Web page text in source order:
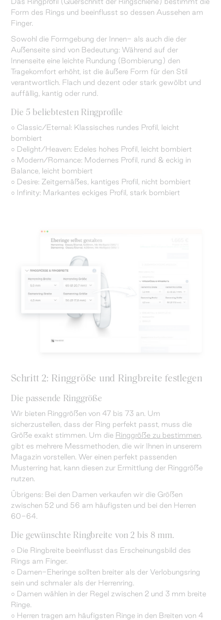
Form des Rings und beeinflusst so dessen Aussehen am
Finger.
Sowohl die Formgebung der Innen- als auch die der
Außenseite sind von Bedeutung: Während auf der
Innenseite eine leichte Rundung (Bombierung) den
Tragekomfort erhöht, ist die äußere Form für den Stil
verantwortlich. Flach und dezent oder stark gewölbt und
auffällig, kantig oder rund.
Die 5 beliebtesten Ringprofile
○ Classic/Eternal: Klassisches rundes Profil, leicht
bombiert
○ Delight/Heaven: Edeles hohes Profil, leicht bombiert
○ Modern/Romance: Modernes Profil, rund & eckig in
Balance, leicht bombiert
○ Desire: Zeitgemäßes, kantiges Profil, nicht bombiert
○ Infinity: Markantes eckiges Profil, stark bombiert
Schritt 2: Ringgröße und Ringbreite festlegen
Die passende Ringgröße
Wir bieten Ringgrößen von 47 bis 73 an. Um
sicherzustellen, dass der Ring perfekt passt, muss die
Größe exakt stimmen. Um die Ringgröße zu bestimmen
gibt es mehrere Messmethoden, die wir Ihnen in unserem
Magazin vorstellen. Wer einen perfekt passenden
Musterring hat, kann diesen zur Ermittlung der Ringgröße
nutzen.
Übrigens: Bei den Damen verkaufen wir die Größen
zwischen 52 und 56 am häufigsten und bei den Herren
60-64.
Die gewünschte Ringbreite von 2 bis 8 mm.
○ Die Ringbreite beeinflusst das Erscheinungsbild des
Rings am Finger.
○ Damen-Eheringe sollten breiter als der Verlobungsring
sein und schmaler als der Herrenring.
○ Damen wählen in der Regel zwischen 2 und 3 mm breite
Ringe.
○ Herren tragen am häufigsten Ringe in den Breiten von 4